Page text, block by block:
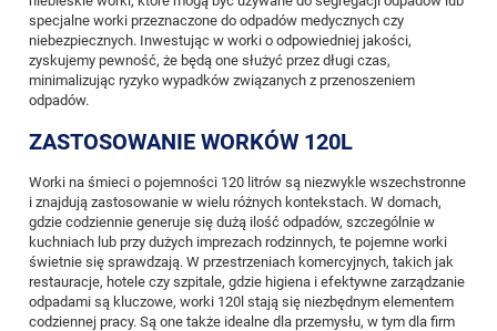
specjalne worki przeznaczone do odpadów medycznych czy
niebezpiecznych. Inwestując w worki o odpowiedniej jakości,
zyskujemy pewność, że będą one służyć przez długi czas,
minimalizując ryzyko wypadków związanych z przenoszeniem
odpadów.
ZASTOSOWANIE WORKÓW 120L
Worki na śmieci o pojemności 120 litrów są niezwykle wszechstronne
i znajdują zastosowanie w wielu różnych kontekstach. W domach,
gdzie codziennie generuje się dużą ilość odpadów, szczególnie w
kuchniach lub przy dużych imprezach rodzinnych, te pojemne worki
świetnie się sprawdzają. W przestrzeniach komercyjnych, takich jak
restauracje, hotele czy szpitale, gdzie higiena i efektywne zarządzanie
odpadami są kluczowe, worki 120l stają się niezbędnym elementem
codziennej pracy. Są one także idealne dla przemysłu, w tym dla firm